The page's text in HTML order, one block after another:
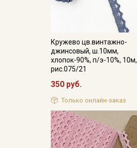
Кружево цв.винтажно-
джинсовый, ш.10мм,
хлопок-90%, п/э-10%, 10м,
рис.075/21
350 руб.
Только онлайн-заказ